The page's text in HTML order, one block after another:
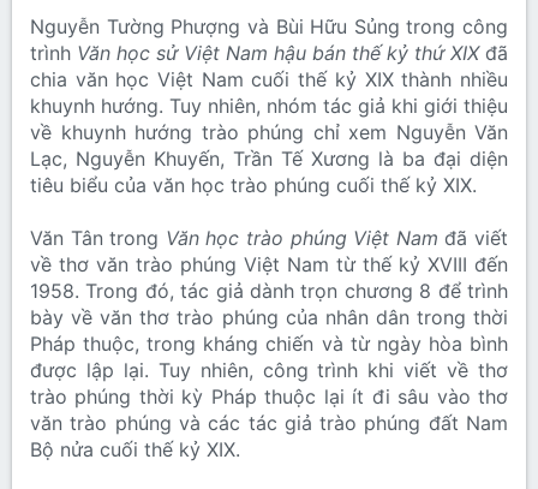
Nguyễn Tường Phượng và Bùi Hữu Sủng trong công
trình Văn học sử Việt Nam hậu bán thế kỷ thứ XIXđã
chia văn học Việt Nam cuối thế kỷ XIX thành nhiều
khuynh hướng. Tuy nhiên, nhóm tác giả khi giới thiệu
về khuynh hướng trào phúng chỉ xem Nguyễn Văn
Lạc, Nguyễn Khuyến, Trần Tế Xương là ba đại diện
tiêu biểu của văn học trào phúng cuối thế kỷ XIX.
Văn Tân trong Văn học trào phúng Việt Namđã viết
về thơ văn trào phúng Việt Nam từ thế kỷ XVIII đến
1958. Trong đó, tác giả dành trọn chương 8 để trình
bày về văn thơ trào phúng của nhân dân trong thời
Pháp thuộc, trong kháng chiến và từ ngày hòa bình
được lập lại. Tuy nhiên, công trình khi viết về thơ
trào phúng thời kỳ Pháp thuộc lại ít đi sâu vào thơ
văn trào phúng và các tác giả trào phúng đất Nam
Bộ nửa cuối thế kỷ XIX.